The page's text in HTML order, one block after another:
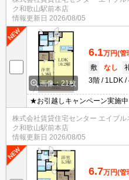
ク和歌山駅前本店
情報更新日 2026/08/05
画像：21枚
6.1万円(管
敷
なし
3階
1LDK
★お引越しキャンペーン実施中
お問い合わせください★
株式会社賃貸住宅センター エイブル
ク和歌山駅前本店
情報更新日 2026/08/05
6.7万円(管